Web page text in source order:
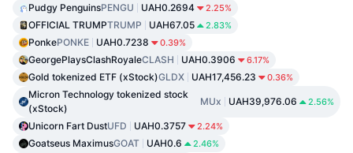
Pudgy PenguinsPENGU UAH0.2694 2.25%
OFFICIAL TRUMPTRUMP UAH67.05 2.83%
PonkePONKE UAH0.7238 0.39%
GeorgePlaysClashRoyaleCLASH UAH0.3906 6.17%
Gold tokenized ETF (xStock)GLDX UAH17,456.23 0.36%
Micron Technology tokenized stock
(xStock)
MUx UAH39,976.06 2.56%
Unicorn Fart DustUFD UAH0.3757 2.24%
Goatseus MaximusGOAT UAH0.6 2.46%